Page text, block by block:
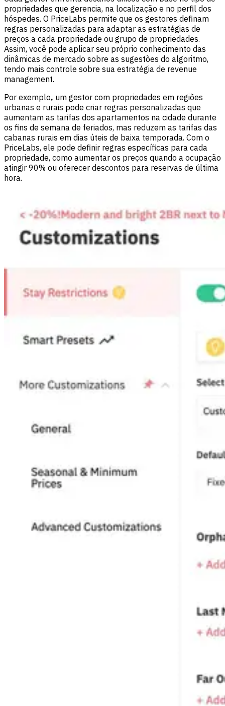
propriedades que gerencia, na localização e no perfil dos
hóspedes. O PriceLabs permite que os gestores definam
regras personalizadas para adaptar as estratégias de
preços a cada propriedade ou grupo de propriedades.
Assim, você pode aplicar seu próprio conhecimento das
dinâmicas de mercado sobre as sugestões do algoritmo,
tendo mais controle sobre sua estratégia de revenue
management.
Por exemplo, um gestor com propriedades em regiões
urbanas e rurais pode criar regras personalizadas que
aumentam as tarifas dos apartamentos na cidade durante
os fins de semana de feriados, mas reduzem as tarifas das
cabanas rurais em dias úteis de baixa temporada. Com o
PriceLabs, ele pode definir regras específicas para cada
propriedade, como aumentar os preços quando a ocupação
atingir 90% ou oferecer descontos para reservas de última
hora.